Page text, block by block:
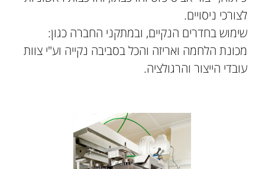
לצורכי ניסויים.
שימוש בחדרים הנקיים, ובמתקני החברה כגון:
מכונת הלחמה ואריזה והכל בסביבה נקייה וע"י צוות
עובדי הייצור והרגולציה.